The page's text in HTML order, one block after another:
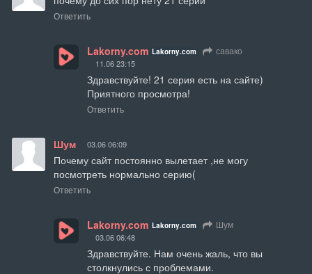
Ответить
Lakorny.com Lakorny.com савако
11.06 23:15
Здравствуйте! 21 серия есть на сайте)
Приятного просмотра!
Ответить
Шум 03.06 06:09
Почему сайт постоянно вылетает ,не могу
посмотреть нормально серию(
Ответить
Lakorny.com Lakorny.com Шум
03.06 06:48
Здравствуйте. Нам очень жаль, что вы
столкнулись с проблемами.